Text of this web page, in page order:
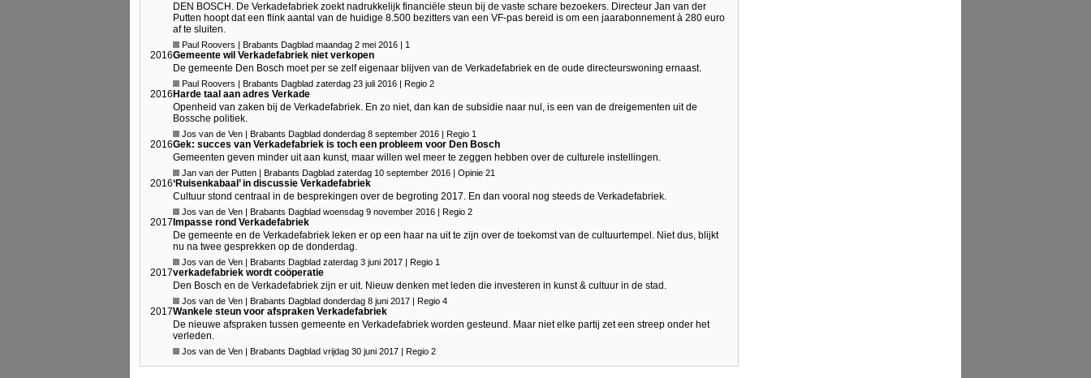
DEN BOSCH. De Verkadefabriek zoekt nadrukkelijk financiële steun bij de vaste schare bezoekers. Directeur Jan van der
Putten hoopt dat een flink aantal van de huidige 8.500 bezitters van een VF-pas bereid is om een jaarabonnement à 280 euro
af te sluiten.
Paul Roovers | Brabants Dagblad maandag 2 mei 2016 | 1
2016Gemeente wil Verkadefabriek niet verkopen
De gemeente Den Bosch moet per se zelf eigenaar blijven van de Verkadefabriek en de oude directeurswoning ernaast.
Paul Roovers | Brabants Dagblad zaterdag 23 juli 2016 | Regio 2
2016Harde taal aan adres Verkade
Openheid van zaken bij de Verkadefabriek. En zo niet, dan kan de subsidie naar nul, is een van de dreigementen uit de
Bossche politiek.
Jos van de Ven | Brabants Dagblad donderdag 8 september 2016 | Regio 1
2016Gek: succes van Verkadefabriek is toch een probleem voor Den Bosch
Gemeenten geven minder uit aan kunst, maar willen wel meer te zeggen hebben over de culturele instellingen.
Jan van der Putten | Brabants Dagblad zaterdag 10 september 2016 | Opinie 21
2016‘Ruisenkabaal’ in discussie Verkadefabriek
Cultuur stond centraal in de besprekingen over de begroting 2017. En dan vooral nog steeds de Verkadefabriek.
Jos van de Ven | Brabants Dagblad woensdag 9 november 2016 | Regio 2
2017Impasse rond Verkadefabriek
De gemeente en de Verkadefabriek leken er op een haar na uit te zijn over de toekomst van de cultuurtempel. Niet dus, blijkt
nu na twee gesprekken op de donderdag.
Jos van de Ven | Brabants Dagblad zaterdag 3 juni 2017 | Regio 1
2017verkadefabriek wordt coöperatie
Den Bosch en de Verkadefabriek zijn er uit. Nieuw denken met leden die investeren in kunst & cultuur in de stad.
Jos van de Ven | Brabants Dagblad donderdag 8 juni 2017 | Regio 4
2017Wankele steun voor afspraken Verkadefabriek
De nieuwe afspraken tussen gemeente en Verkadefabriek worden gesteund. Maar niet elke partij zet een streep onder het
verleden.
Jos van de Ven | Brabants Dagblad vrijdag 30 juni 2017 | Regio 2